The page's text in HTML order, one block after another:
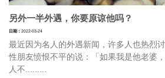
另外一半外遇，你要原谅他吗？
日期： 2022-03-24
最近因为名人的外遇新闻，许多人也热烈
性朋友愤恨不平的说：「如果我是他老婆
人不.........